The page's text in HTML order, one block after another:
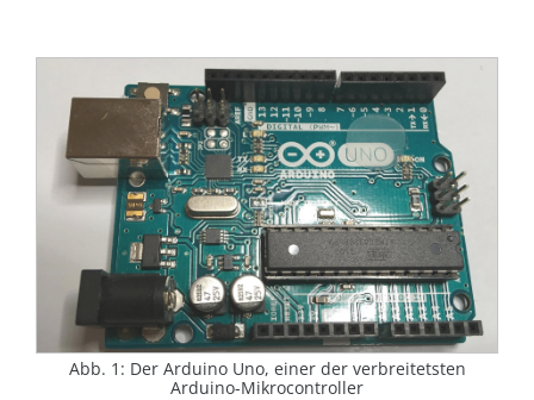
Abb. 1: Der Arduino Uno, einer der verbreitetsten
Arduino-Mikrocontroller